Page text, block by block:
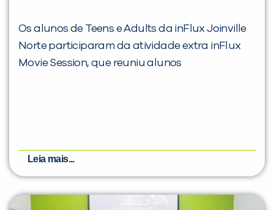
Os alunos de Teens e Adults da inFlux Joinville
Norte participaram da atividade extra inFlux
Movie Session, que reuniu alunos
Leia mais...
Você é aluno inFlux?
Sim Não
VOLTAR